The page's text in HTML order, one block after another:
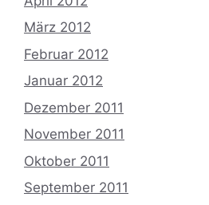
März 2012
Februar 2012
Januar 2012
Dezember 2011
November 2011
Oktober 2011
September 2011